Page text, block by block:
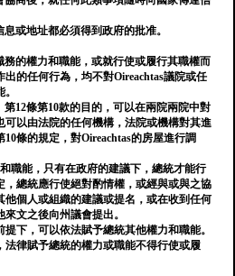
或地址都必須得到政府的批准。
務的權力和職能，或就行使或履行其職權而
的任何行為，均不對Oireachtas議院或任
第12條第10款的目的，可以在兩院兩院中對
可以由法院的任何機構，法院或機構對其進
條的規定，對Oireachtas的房屋進行調
職能，只有在政府的建議下，總統才能行
，總統應行使絕對酌情權，或經與或與之協
他個人或組織的建議或提名，或在收到任何
文之後向州議會提出。
下，可以依法賦予總統其他權力和職能。
法律賦予總統的權力或職能不得行使或履